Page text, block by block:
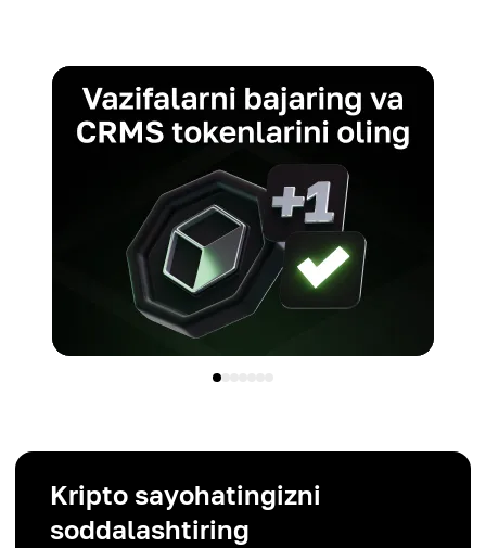
Kripto sayohatingizni
soddalashtiring